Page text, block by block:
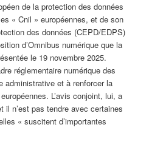
de la protection des données
« Cnil » européennes, et de son
des données (CEPD/EDPS)
d’Omnibus numérique que la
le 19 novembre 2025.
réglementaire numérique des
administrative et à renforcer la
L’avis conjoint, lui, a
il n’est pas tendre avec certaines
« suscitent d’importantes